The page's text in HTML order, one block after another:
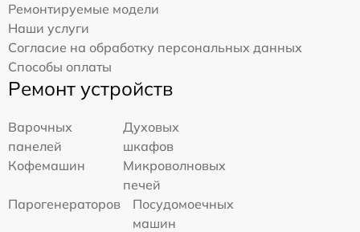
Ремонтируемые модели
Наши услуги
Согласие на обработку персональных данных
Способы оплаты
Ремонт устройств
Варочных
панелей
Духовых
шкафов
Кофемашин
Микроволновых
печей
Парогенераторов
Посудомоечных
машин